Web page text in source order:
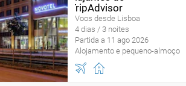
Voos desde Lisboa
4 dias / 3 noites
Partida a 11 ago 2026
Alojamento e pequeno-almoço